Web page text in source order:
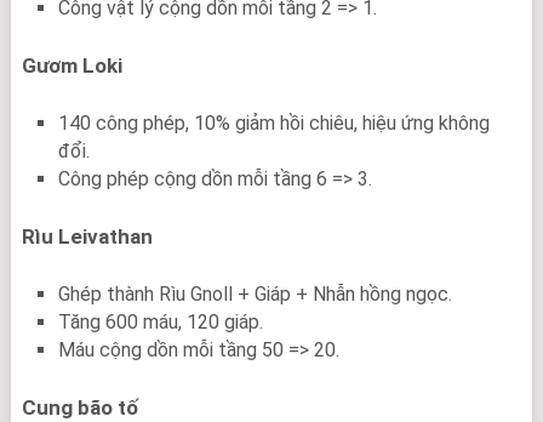
Công vật lý cộng dồn mỗi tầng 2 => 1.
Gươm Loki
140 công phép, 10% giảm hồi chiêu, hiệu ứng không
đổi.
Công phép cộng dồn mỗi tầng 6 => 3.
Rìu Leivathan
Ghép thành Rìu Gnoll + Giáp + Nhẫn hồng ngọc.
Tăng 600 máu, 120 giáp.
Máu cộng dồn mỗi tầng 50 => 20.
Cung bão tố